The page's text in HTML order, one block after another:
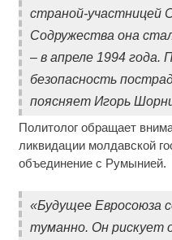
страной-участницей
Содружества она
– в апреле 1994 года.
безопасность
поясняет Игорь
Политолог обращает
ликвидации молдавской
объединение с Румынией.
«Будущее Евросоюза
туманно. Он рискует